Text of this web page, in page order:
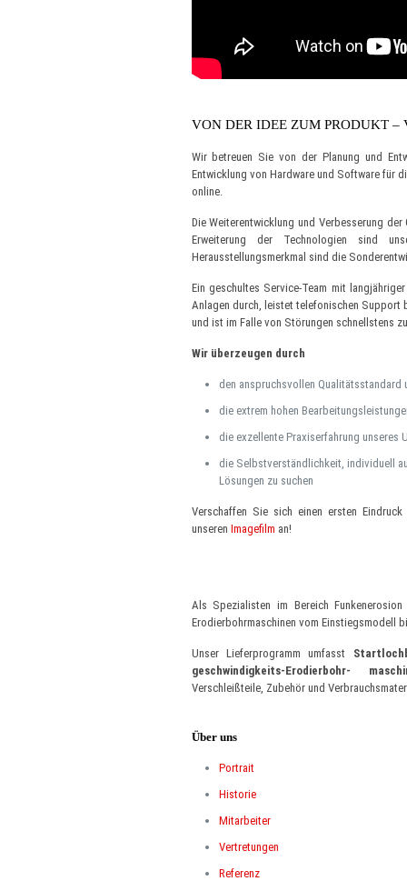
VON DER IDEE ZUM PRODUKT –
Wir betreuen Sie von der Planung und
Entwicklung von Hardware und Software für
online.
Die Weiterentwicklung und Verbesserung
Erweiterung der Technologien sind
Herausstellungsmerkmal sind die
Ein geschultes Service-Team mit
Anlagen durch, leistet telefonischen Support
und ist im Falle von Störungen schnellstens
Wir überzeugen durch
den anspruchsvollen Qualitätsstandard
die extrem hohen
die exzellente Praxiserfahrung unseres
die Selbstverständlichkeit, individuell
Lösungen zu suchen
Verschaffen Sie sich einen ersten
unseren Imagefilm an!
Als Spezialisten im Bereich
Erodierbohrmaschinen vom Einstiegsmodell
Unser Lieferprogramm umfasst
geschwindigkeits-Erodierbohr-
Verschleißteile, Zubehör und
Über uns
Portrait
Historie
Mitarbeiter
Vertretungen
Referenz